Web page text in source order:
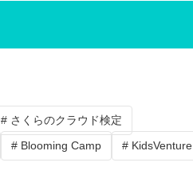
# さくらのクラウド検定
# Blooming Camp
# KidsVenture